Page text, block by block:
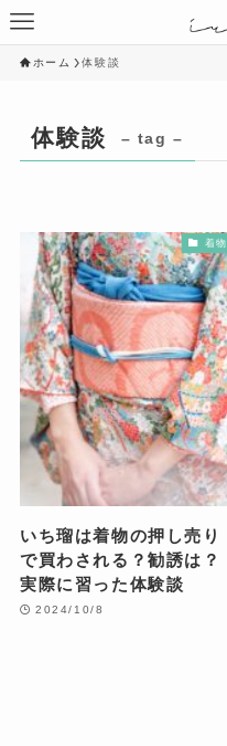
ホーム 体験談
体験談 – tag –
着物
いち瑠は着物の押し売り
で買わされる？勧誘は？
実際に習った体験談
2024/10/8